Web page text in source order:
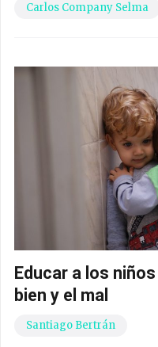
Carlos Company Selma
Educar a los
bien y el mal
Santiago Bertrán